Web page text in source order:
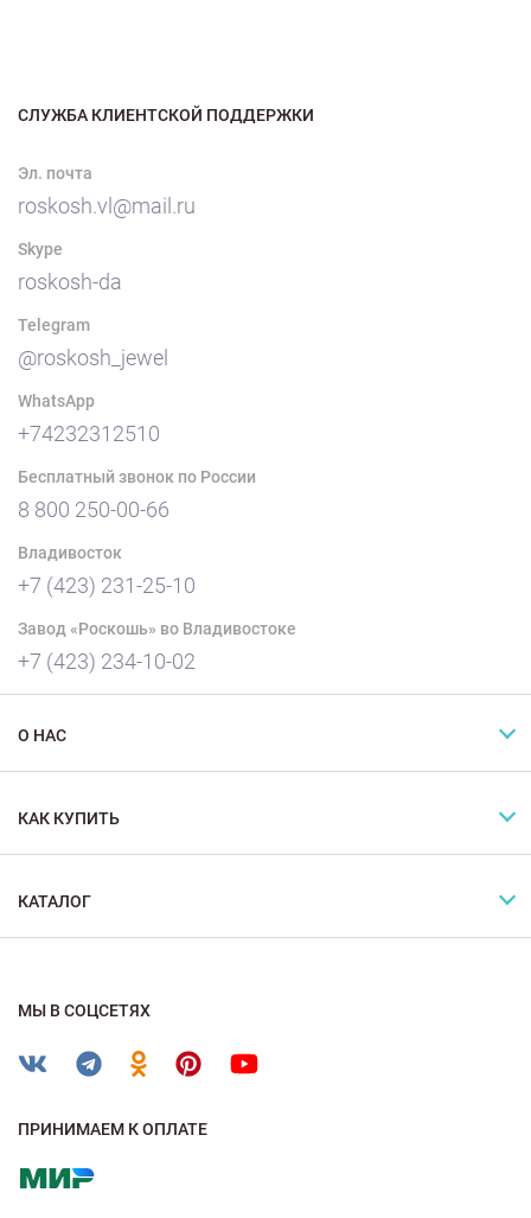
СЛУЖБА КЛИЕНТСКОЙ ПОДДЕРЖКИ
Эл. почта
roskosh.vl@mail.ru
Skype
roskosh-da
Telegram
@roskosh_jewel
WhatsApp
+74232312510
Бесплатный звонок по России
8 800 250-00-66
Владивосток
+7 (423) 231-25-10
Завод «Роскошь» во Владивостоке
+7 (423) 234-10-02
О НАС
КАК КУПИТЬ
КАТАЛОГ
МЫ В СОЦСЕТЯХ
ПРИНИМАЕМ К ОПЛАТЕ